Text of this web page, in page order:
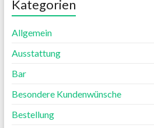
Kategorien
Allgemein
Ausstattung
Bar
Besondere Kundenwünsche
Bestellung